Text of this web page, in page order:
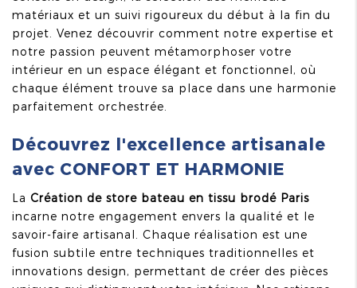
matériaux et un suivi rigoureux du début à la fin du
projet. Venez découvrir comment notre expertise et
notre passion peuvent métamorphoser votre
intérieur en un espace élégant et fonctionnel, où
chaque élément trouve sa place dans une harmonie
parfaitement orchestrée.
Découvrez l'excellence artisanale
avec CONFORT ET HARMONIE
La Création de store bateau en tissu brodé Paris
incarne notre engagement envers la qualité et le
savoir-faire artisanal. Chaque réalisation est une
fusion subtile entre techniques traditionnelles et
innovations design, permettant de créer des pièces